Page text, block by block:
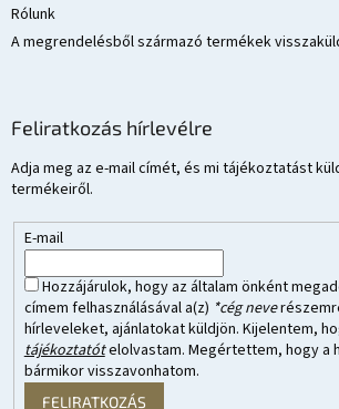
Rólunk
A megrendelésből származó termékek
Feliratkozás hírlevélre
Adja meg az e-mail címét, és mi tájékoztatást
termékeiről.
E-mail
Hozzájárulok, hogy az általam önként
címem felhasználásával a(z) *cég neve
hírleveleket, ajánlatokat küldjön. Kijelentem,
tájékoztatótelolvastam. Megértettem, hogy a
bármikor visszavonhatom.
FELIRATKOZÁS